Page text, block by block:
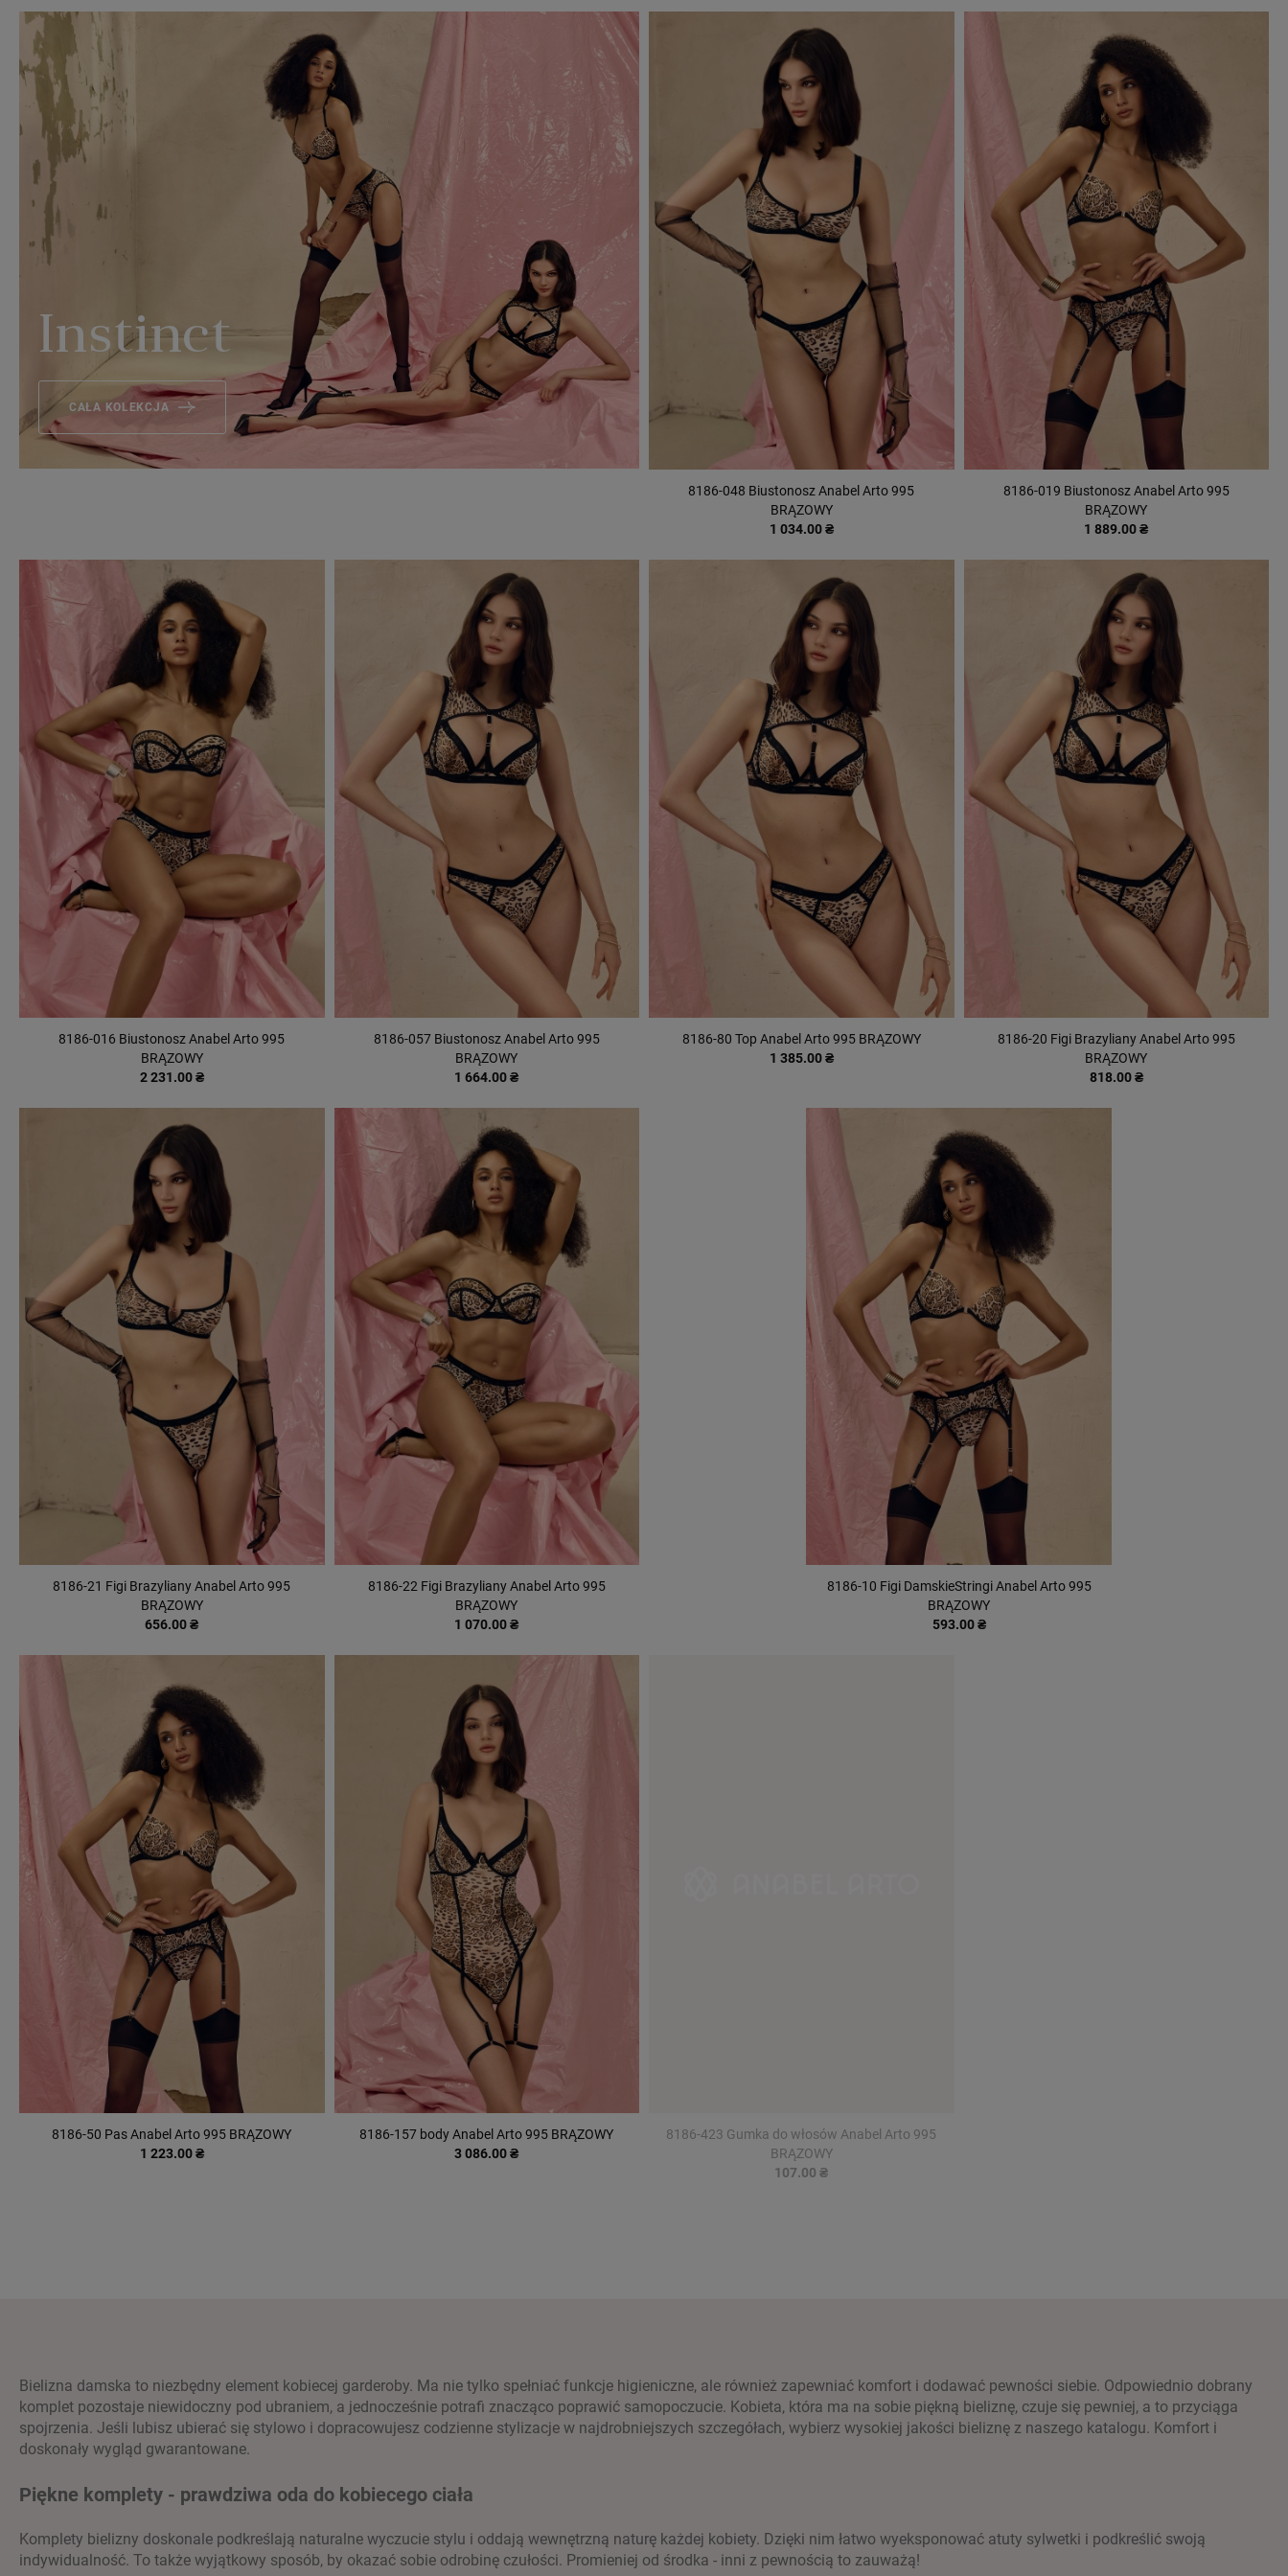
Instinct
CAŁA KOLEKCJA
8186-048 Biustonosz Anabel Arto 995
BRĄZOWY
1 034.00 ₴
8186-019 Biustonosz Anabel Arto 995
BRĄZOWY
1 889.00 ₴
8186-016 Biustonosz Anabel Arto 995
BRĄZOWY
2 231.00 ₴
8186-057 Biustonosz Anabel Arto 995
BRĄZOWY
1 664.00 ₴
8186-80 Top Anabel Arto 995 BRĄZOWY
1 385.00 ₴
8186-20 Figi Brazyliany Anabel Arto 995
BRĄZOWY
818.00 ₴
8186-21 Figi Brazyliany Anabel Arto 995
BRĄZOWY
656.00 ₴
8186-22 Figi Brazyliany Anabel Arto 995
BRĄZOWY
1 070.00 ₴
8186-10 Figi DamskieStringi Anabel Arto 995
BRĄZOWY
593.00 ₴
8186-50 Pas Anabel Arto 995 BRĄZOWY
1 223.00 ₴
8186-157 body Anabel Arto 995 BRĄZOWY
3 086.00 ₴
8186-423 Gumka do włosów Anabel Arto 995
BRĄZOWY
107.00 ₴
Bielizna damska to niezbędny element kobiecej garderoby. Ma nie tylko spełniać funkcje higieniczne, ale również zapewniać komfort i dodawać pewności siebie. Odpowiednio dobrany
komplet pozostaje niewidoczny pod ubraniem, a jednocześnie potrafi znacząco poprawić samopoczucie. Kobieta, która ma na sobie piękną bieliznę, czuje się pewniej, a to przyciąga
spojrzenia. Jeśli lubisz ubierać się stylowo i dopracowujesz codzienne stylizacje w najdrobniejszych szczegółach, wybierz wysokiej jakości bieliznę z naszego katalogu. Komfort i
doskonały wygląd gwarantowane.
Piękne komplety - prawdziwa oda do kobiecego ciała
Komplety bielizny doskonale podkreślają naturalne wyczucie stylu i oddają wewnętrzną naturę każdej kobiety. Dzięki nim łatwo wyeksponować atuty sylwetki i podkreślić swoją
indywidualność. To także wyjątkowy sposób, by okazać sobie odrobinę czułości. Promieniej od środka - inni z pewnością to zauważą!